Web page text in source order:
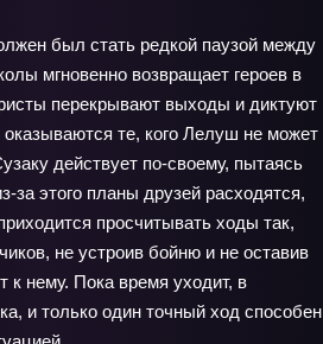
был стать редкой паузой между
мгновенно возвращает героев в
перекрывают выходы и диктуют
оказываются те, кого Лелуш не может
действует по-своему, пытаясь
этого планы друзей расходятся,
просчитывать ходы так,
не устроив бойню и не оставив
к нему. Пока время уходит, в
и только один точный ход способен